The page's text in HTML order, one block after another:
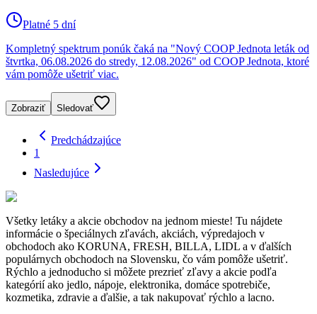
Platné 5 dní
Kompletný spektrum ponúk čaká na "Nový COOP Jednota leták od
štvrtka, 06.08.2026 do stredy, 12.08.2026" od COOP Jednota, ktoré
vám pomôže ušetriť viac.
Zobraziť Sledovať
Predchádzajúce
1
Nasledujúce
Všetky letáky a akcie obchodov na jednom mieste! Tu nájdete
informácie o špeciálnych zľavách, akciách, výpredajoch v
obchodoch ako KORUNA, FRESH, BILLA, LIDL a v ďalších
populárnych obchodoch na Slovensku, čo vám pomôže ušetriť.
Rýchlo a jednoducho si môžete prezrieť zľavy a akcie podľa
kategórií ako jedlo, nápoje, elektronika, domáce spotrebiče,
kozmetika, zdravie a ďalšie, a tak nakupovať rýchlo a lacno.